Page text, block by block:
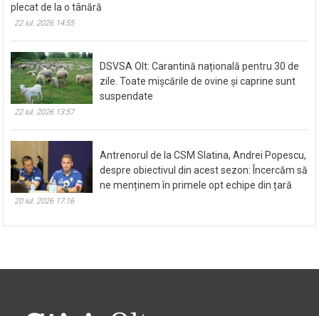
plecat de la o tânără
22 iul. 2026 14:55
DSVSA Olt: Carantină națională pentru 30 de
zile. Toate mișcările de ovine și caprine sunt
suspendate
22 iul. 2026 13:57
Antrenorul de la CSM Slatina, Andrei Popescu,
despre obiectivul din acest sezon: Încercăm să
ne menținem în primele opt echipe din țară
20 iul. 2026 17:16